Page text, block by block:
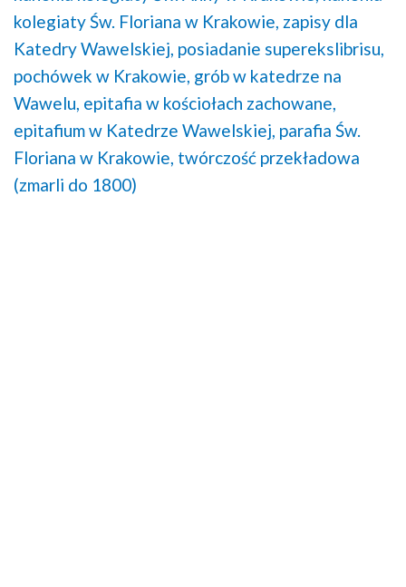
kolegiaty Św. Floriana w Krakowie, zapisy dla
Katedry Wawelskiej, posiadanie superekslibrisu,
pochówek w Krakowie, grób w katedrze na
Wawelu, epitafia w kościołach zachowane,
epitafium w Katedrze Wawelskiej, parafia Św.
Floriana w Krakowie, twórczość przekładowa
(zmarli do 1800)